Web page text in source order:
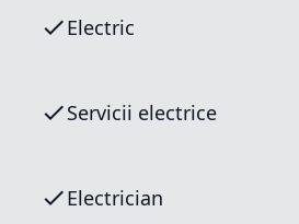
Electric
Servicii electrice
Electrician